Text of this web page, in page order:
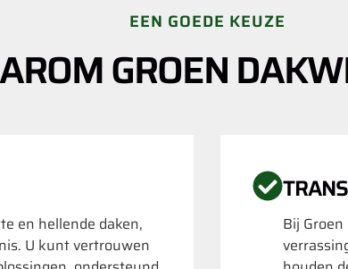
EEN GOEDE KEUZE
GROEN
en hellende daken,
U kunt vertrouwen
Bij